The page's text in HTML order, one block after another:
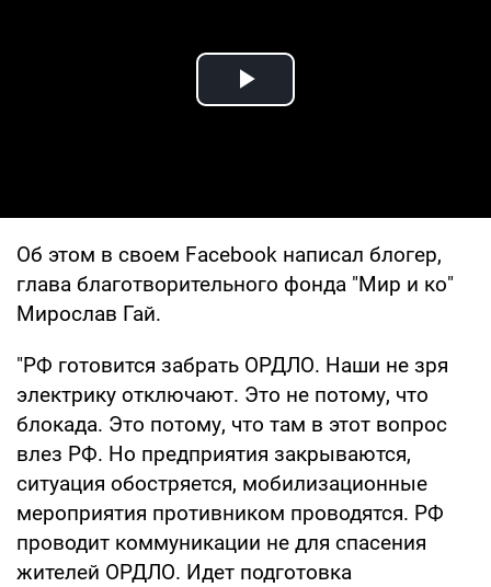
Play Video
Об этом в своем Facebook написал блогер,
глава благотворительного фонда "Мир и ко"
Мирослав Гай.
"РФ готовится забрать ОРДЛО. Наши не зря
электрику отключают. Это не потому, что
блокада. Это потому, что там в этот вопрос
влез РФ. Но предприятия закрываются,
ситуация обостряется, мобилизационные
мероприятия противником проводятся. РФ
проводит коммуникации не для спасения
жителей ОРДЛО. Идет подготовка